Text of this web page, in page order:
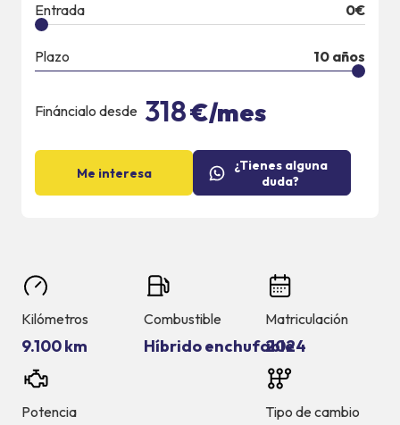
Entrada 0€
Plazo 10 años
Fináncialo desde 318€/mes
Me interesa
¿Tienes alguna
duda?
Kilómetros
9.100 km
Combustible
Híbrido enchufable
Matriculación
2024
Potencia Tipo de cambio